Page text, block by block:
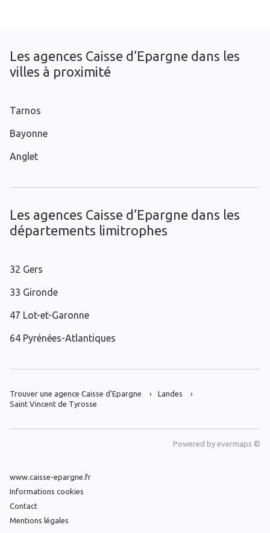
Les agences Caisse d’Epargne dans les
villes à proximité
Tarnos
Bayonne
Anglet
Les agences Caisse d’Epargne dans les
départements limitrophes
32 Gers
33 Gironde
47 Lot-et-Garonne
64 Pyrénées-Atlantiques
Trouver une agence Caisse d’Epargne
Landes
Saint Vincent de Tyrosse
Powered by evermaps ©
www.caisse-epargne.fr
Informations cookies
Contact
Mentions légales